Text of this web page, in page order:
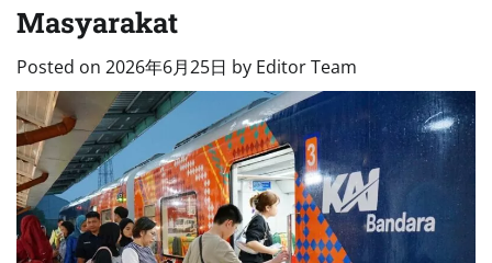
Masyarakat
Posted on 2026年6月25日 by Editor Team